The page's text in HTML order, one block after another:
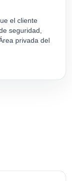
el cliente
seguridad,
privada del